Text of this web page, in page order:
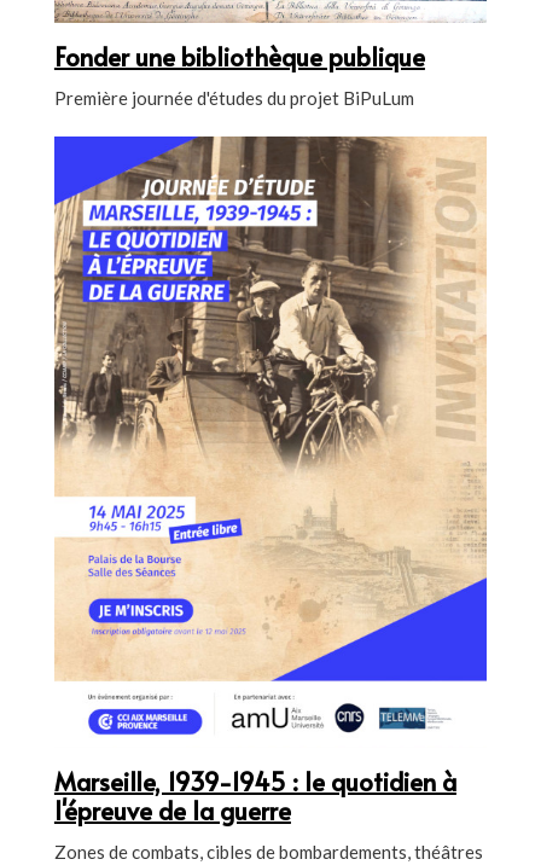
Fonder une bibliothèque publique
Première journée d'études du projet BiPuLum
Marseille, 1939-1945 : le quotidien à
l'épreuve de la guerre
Zones de combats, cibles de bombardements, théâtres